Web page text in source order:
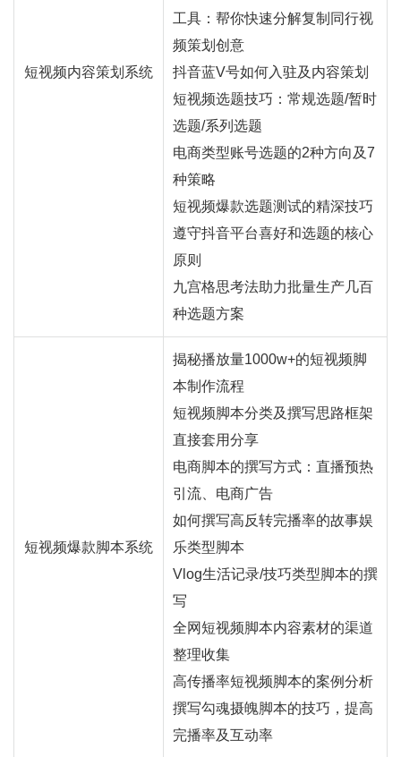
短视频内容策划系统
工具：帮你快速分解复制同行视
频策划创意
抖音蓝V号如何入驻及内容策划
短视频选题技巧：常规选题/暂时
选题/系列选题
电商类型账号选题的2种方向及7
种策略
短视频爆款选题测试的精深技巧
遵守抖音平台喜好和选题的核心
原则
九宫格思考法助力批量生产几百
种选题方案
短视频爆款脚本系统
揭秘播放量1000w+的短视频脚
本制作流程
短视频脚本分类及撰写思路框架
直接套用分享
电商脚本的撰写方式： 直播预热
引流、电商广告
如何撰写高反转完播率的故事娱
乐类型脚本
Vlog生活记录/技巧类型脚本的撰
写
全网短视频脚本内容素材的渠道
整理收集
高传播率短视频脚本的案例分析
撰写勾魂摄魄脚本的技巧，提高
完播率及互动率